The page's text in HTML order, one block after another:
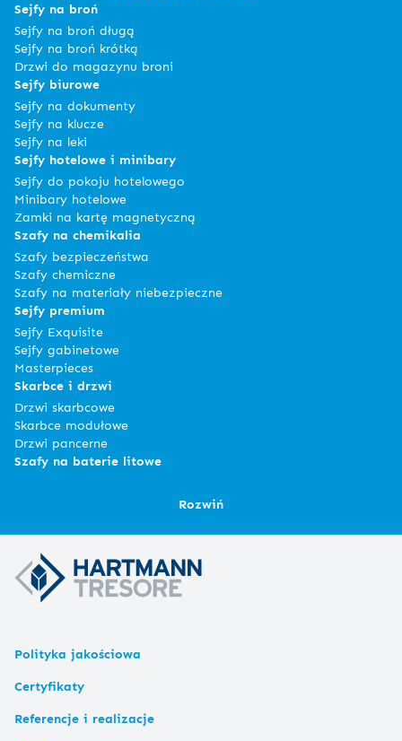
Sejfy na broń
Sejfy na broń długą
Sejfy na broń krótką
Drzwi do magazynu broni
Sejfy biurowe
Sejfy na dokumenty
Sejfy na klucze
Sejfy na leki
Sejfy hotelowe i minibary
Sejfy do pokoju hotelowego
Minibary hotelowe
Zamki na kartę magnetyczną
Szafy na chemikalia
Szafy bezpieczeństwa
Szafy chemiczne
Szafy na materiały niebezpieczne
Sejfy premium
Sejfy Exquisite
Sejfy gabinetowe
Masterpieces
Skarbce i drzwi
Drzwi skarbcowe
Skarbce modułowe
Drzwi pancerne
Szafy na baterie litowe
Rozwiń
Polityka jakościowa
Certyfikaty
Referencje i realizacje